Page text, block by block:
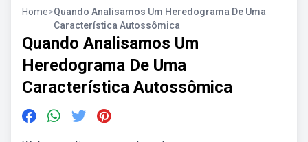
Home>Quando Analisamos Um Heredograma De Uma
Característica Autossômica
Quando Analisamos Um
Heredograma De Uma
Característica Autossômica